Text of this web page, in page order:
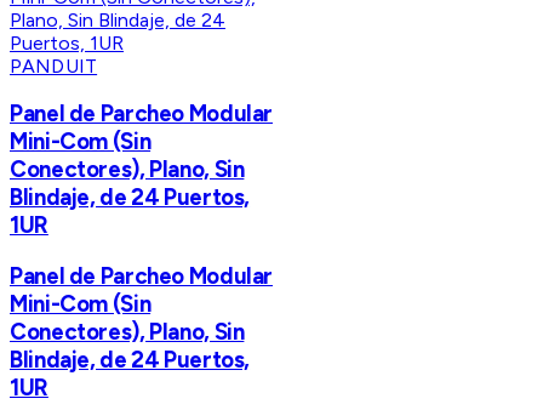
PANDUIT
Panel de Parcheo Modular
Mini-Com (Sin
Conectores), Plano, Sin
Blindaje, de 24 Puertos,
1UR
Panel de Parcheo Modular
Mini-Com (Sin
Conectores), Plano, Sin
Blindaje, de 24 Puertos,
1UR